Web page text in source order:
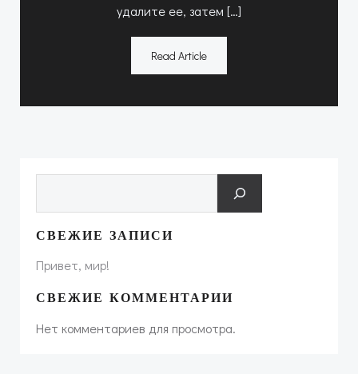
удалите ее, затем […]
Read Article
СВЕЖИЕ ЗАПИСИ
Привет, мир!
СВЕЖИЕ КОММЕНТАРИИ
Нет комментариев для просмотра.